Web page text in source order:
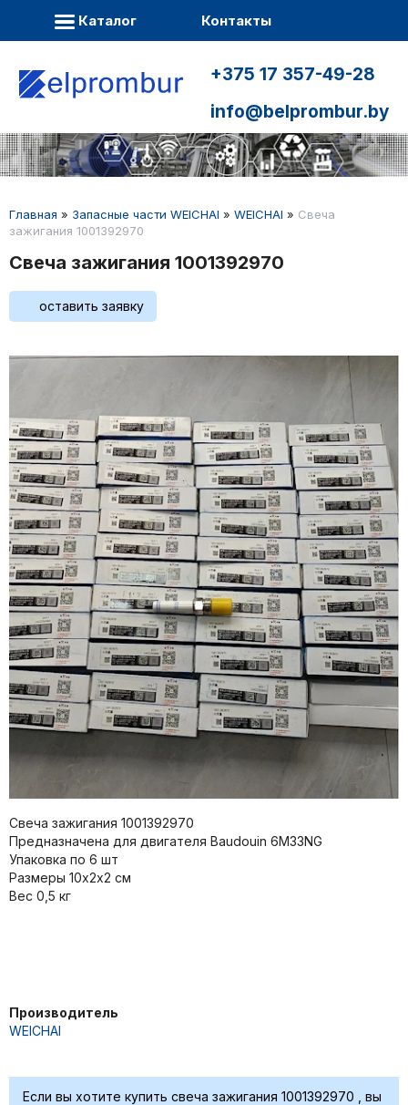
Каталог Контакты
+375 17 357-49-28
info@belprombur.by
Главная » Запасные части WEICHAI » WEICHAI » Свеча
зажигания 1001392970
Свеча зажигания 1001392970
оставить заявку
Свеча зажигания 1001392970
Предназначена для двигателя Baudouin 6M33NG
Упаковка по 6 шт
Размеры 10x2х2 см
Вес 0,5 кг
Производитель
WEICHAI
Если вы хотите купить свеча зажигания 1001392970 , вы